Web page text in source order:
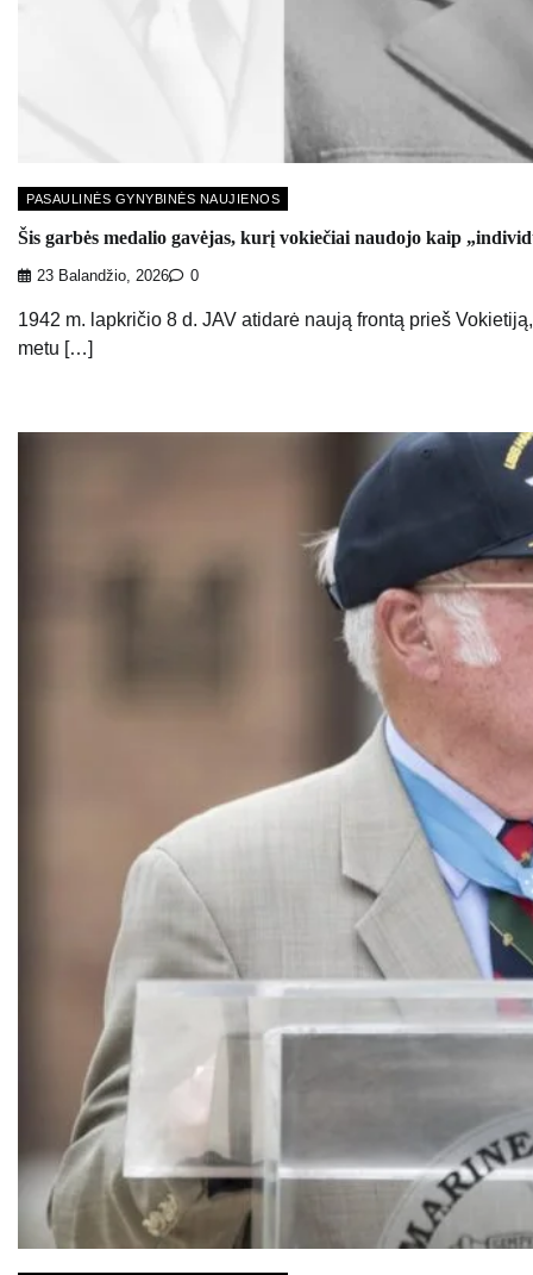
PASAULINĖS GYNYBINĖS NAUJIENOS
Šis garbės medalio gavėjas, kurį vokiečiai naudojo kaip
23 Balandžio, 2026 0
1942 m. lapkričio 8 d. JAV atidarė naują frontą prieš
metu […]